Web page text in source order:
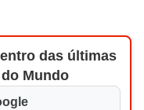
das últimas
Mundo